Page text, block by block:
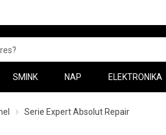
SMINK NAP ELEKTRONIKA
Serie Expert Absolut Repair